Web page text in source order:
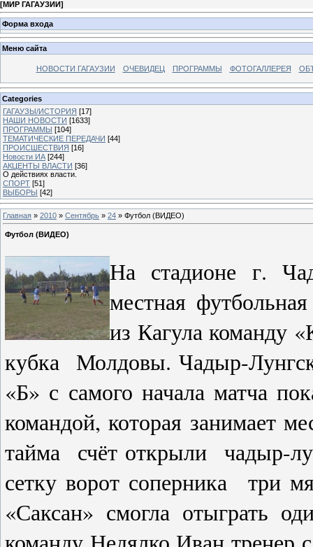
[МИР ГАГАУЗИИ]
Форма входа
Меню сайта
НОВОСТИ ГАГАУЗИИ ОЧЕВИДЕЦ ПРОГРАММЫ ФОТОГАЛЛЕРЕЯ
Categories
ГАГАУЗЫ/ИСТОРИЯ [17]
НАШИ НОВОСТИ [1633]
ПРОГРАММЫ [104]
ТЕМАТИЧЕСКИЕ ПЕРЕДАЧИ [44]
ПРОИСШЕСТВИЯ [16]
Новости ИА [244]
АКЦЕНТЫ ВЛАСТИ [36]
О действиях власти.
СПОРТ [51]
ВЫБОРЫ [42]
Главная » 2010 » Сентябрь » 24 » Футбол (ВИДЕО)
Футбол (ВИДЕО)
На стадионе г.
местная
из Кагула команду
кубка Молдовы. Чадыр-
«Б» с самого начала матча
командой, которая занимает
тайма счёт открыли чадыр-
сетку ворот соперника три
«Саксан» смогла отыграть